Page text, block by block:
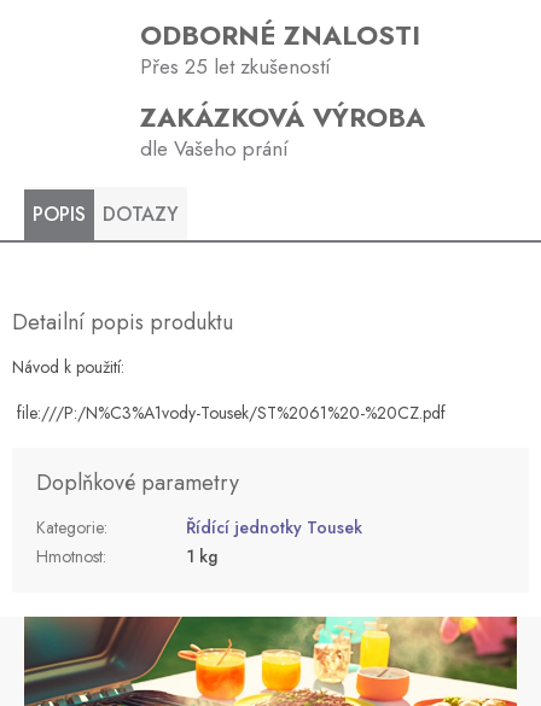
ODBORNÉ ZNALOSTI
Přes 25 let zkušeností
ZAKÁZKOVÁ VÝROBA
dle Vašeho prání
POPIS DOTAZY
Detailní popis produktu
Návod k použití:
file:///P:/N%C3%A1vody-Tousek/ST%2061%20-%20CZ.pdf
Doplňkové parametry
Kategorie:
Řídící jednotky Tousek
Hmotnost: 1 kg